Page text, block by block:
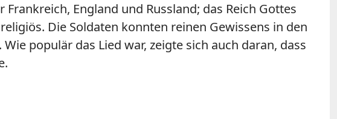
England und Russland; das Reich Gottes
Die Soldaten konnten reinen Gewissens in den
populär das Lied war, zeigte sich auch daran, dass